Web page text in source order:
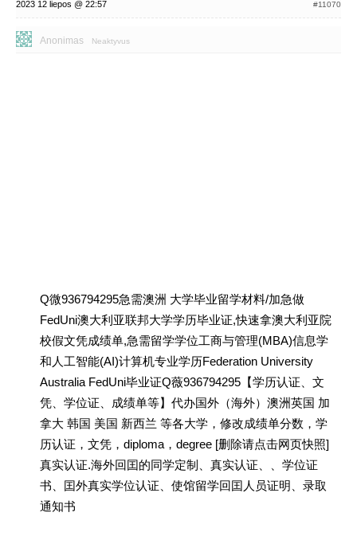
2023 12 liepos @ 22:57 #11070
Anonimas Neaktyvus
Q微936794295急需澳洲 大学毕业留学材料/加急做
FedUni澳大利亚联邦大学学历毕业证,快速拿澳大利亚院
校假文凭成绩单,急需留学学位工商与管理(MBA)信息学
和人工智能(AI)计算机专业学历Federation University
Australia FedUni毕业证Q薇936794295【学历认证、文
凭、学位证、成绩单等】代办国外（海外）澳洲英国 加
拿大 韩国 美国 新西兰 等各大学，修改成绩单分数，学
历认证，文凭，diploma，degree [删除请点击网页快照]
真实认证.海外回囯的同学定制、真实认证、、学位证
书、囯外真实学位认证、使馆留学回囯人员证明、录取
通知书